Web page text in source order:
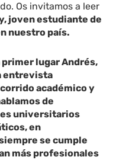
Os invitamos a leer
joven estudiante de
nuestro país.
primer lugar Andrés,
entrevista
académico y
de
universitarios
en
se cumple
más profesionales